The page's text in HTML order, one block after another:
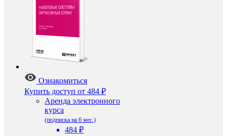
Ознакомиться
Купить доступ от 484 ₽
Аренда электронного
курса
(подписка на 6 мес.)
484 ₽